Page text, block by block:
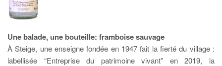
Une balade, une bouteille: framboise sauvage
À Steige, une enseigne fondée en 1947 fait la fierté du village :
labellisée “Entreprise du patrimoine vivant” en 2019, la